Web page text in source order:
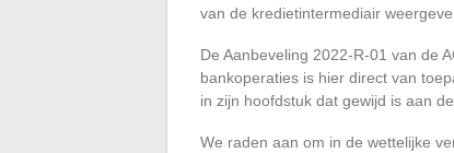
van de kredietintermediair
De Aanbeveling 2022-R-01 van de
bankoperaties is hier direct van
in zijn hoofdstuk dat gewijd is aan
We raden aan om in de wettelijke